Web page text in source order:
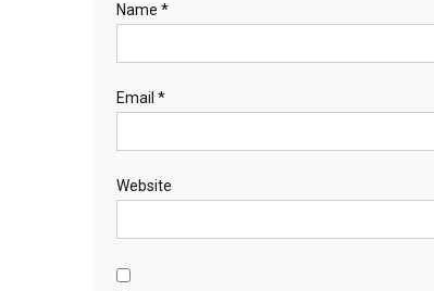
Name *
Email *
Website